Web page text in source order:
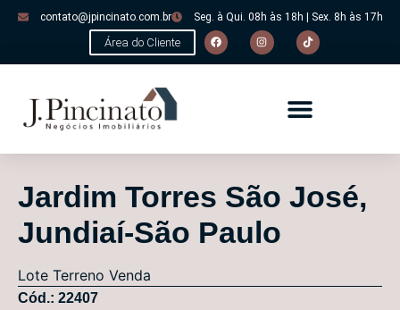
contato@jpincinato.com.br Seg. à Qui. 08h às 18h | Sex. 8h às 17h
Área do Cliente
Jardim Torres São José,
Jundiaí-São Paulo
Lote Terreno Venda
Cód.: 22407